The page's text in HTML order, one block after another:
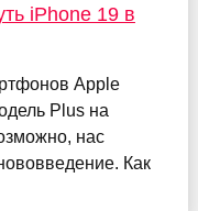
iPhone 19 в
Apple
Plus на
нас
Как